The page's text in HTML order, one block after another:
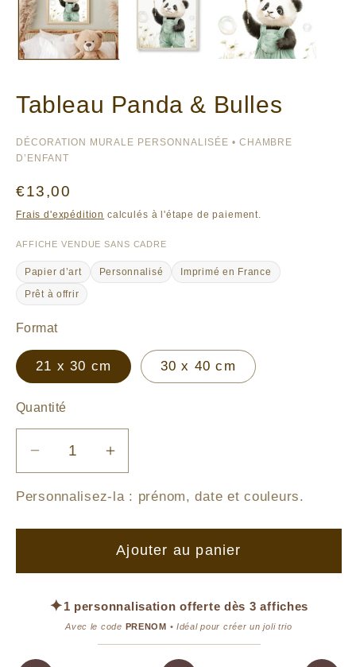
Tableau Panda & Bulles
DÉCORATION MURALE PERSONNALISÉE • CHAMBRE
D’ENFANT
Prix
habituel
€13,00
Frais d'expédition calculés à l'étape de paiement.
AFFICHE VENDUE SANS CADRE
Papier d’art Personnalisé
Imprimé en France
Prêt à offrir
Format
21 x 30 cm 30 x 40 cm
Quantité
Réduire
la
quantité
Bulles
Augmenter
la
quantité
Tableau
Panda
Bulles
Personnalisez-la : prénom, date et couleurs.
Ajouter au panier
✦1 personnalisation offerte dès 3 affiches
Avec le code PRENOM • Idéal pour créer un joli trio